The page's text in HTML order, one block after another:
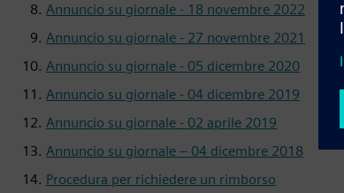
Annuncio su giornale - 18 novembre 2022
Annuncio su giornale - 27 novembre 2021
Annuncio su giornale - 05 dicembre 2020
Annuncio su giornale - 04 dicembre 2019
Annuncio su giornale - 02 aprile 2019
Annuncio su giornale – 04 dicembre 2018
Procedura per richiedere un rimborso